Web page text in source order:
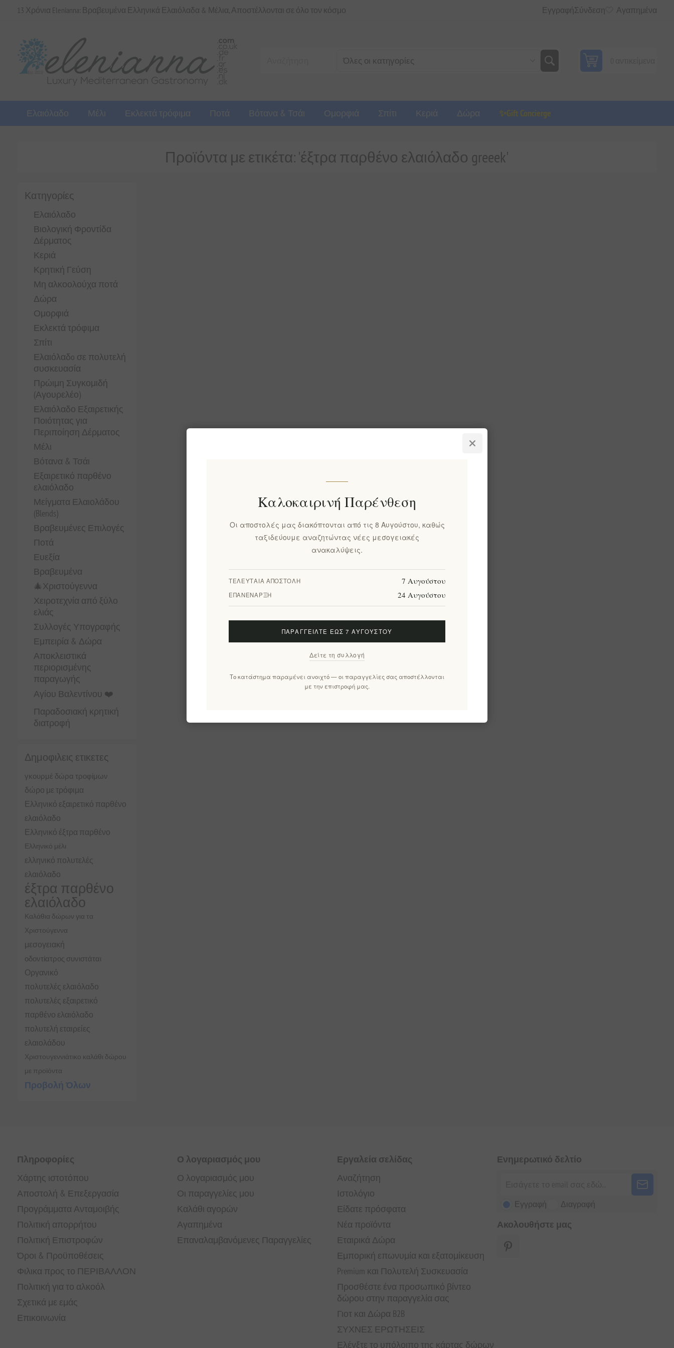
13 Χρόνια Elenianna: Βραβευμένα Ελληνικά Ελαιόλαδα & Μέλια, Αποστέλλονται σε όλο τον κόσμο ΕγγραφήΣύνδεση Αγαπημένα
Ελαιόλαδο Μέλι Εκλεκτά τρόφιμα Ποτά Βότανα & Τσάι Ομορφιά Σπίτι Κεριά Δώρα ✨Gift Concierge
Κατηγορίες
Ελαιόλαδο
Βιολογική Φροντίδα
Δέρματος
Κεριά
Κρητική Γεύση
Μη αλκοολούχα ποτά
Δώρα
Ομορφιά
Εκλεκτά τρόφιμα
Σπίτι
Ελαιόλαδo σε πολυτελή
συσκευασία
Πρώιμη Συγκομιδή
(Αγουρελέο)
Ελαιόλαδο Εξαιρετικής
Ποιότητας για
Περιποίηση Δέρματος
Μέλι
Βότανα & Τσάι
Εξαιρετικό παρθένο
ελαιόλαδο
Μείγματα Ελαιολάδου
(Blends)
Βραβευμένες Επιλογές
Ποτά
Ευεξία
Βραβευμένα
🎄Χριστούγεννα
Χειροτεχνία από ξύλο
ελιάς
Συλλογές Υπογραφής
Εμπειρία & Δώρα
Αποκλειστικά
περιορισμένης
παραγωγής
Αγίου Βαλεντίνου ❤️
Παραδοσιακή κρητική
διατροφή
Δημοφιλεις ετικετες
γκουρμέ δώρα τροφίμων
δώρο με τρόφιμα
Ελληνικό εξαιρετικό παρθένο
ελαιόλαδο
Ελληνικό έξτρα παρθένο
Ελληνικό μέλι
ελληνικό πολυτελές
ελαιόλαδο
έξτρα παρθένο
ελαιόλαδο
Καλάθια δώρων για τα
Χριστούγεννα
μεσογειακή
οδοντίατρος συνιστάται
Οργανικό
πολυτελές ελαιόλαδο
πολυτελές εξαιρετικό
παρθένο ελαιόλαδο
πολυτελή εταιρείες
ελαιολάδου
Χριστουγεννιάτικο καλάθι δώρου
με προϊόντα
Προβολή Όλων
Προϊόντα με ετικέτα: 'έξτρα παρθένο ελαιόλαδο greeek'
Πληροφορίες
Χάρτης ιστοτόπου
Αποστολή & Επεξεργασία
Προγράμματα Ανταμοιβής
Πολιτική απορρήτου
Πολιτική Επιστροφών
Όροι & Προϋποθέσεις
Φιλικα προς το ΠΕΡΙΒΑΛΛΟΝ
Πολιτική για το αλκοόλ
Σχετικά με εμάς
Επικοινωνία
Ο λογαριασμός μου
Ο λογαριασμός μου
Οι παραγγελίες μου
Καλάθι αγορών
Αγαπημένα
Επαναλαμβανόμενες Παραγγελίες
Εργαλεία σελίδας
Αναζήτηση
Ιστολόγιο
Είδατε πρόσφατα
Νέα προϊόντα
Εταιρικά Δώρα
Εμπορική επωνυμία και εξατομίκευση
Premium και Πολυτελή Συσκευασία
Προσθέστε ένα προσωπικό βίντεο
δώρου στην παραγγελία σας
Γιοτ και Δώρα B2B
ΣΥΧΝΕΣ ΕΡΩΤΗΣΕΙΣ
Ελέγξτε το υπόλοιπο της κάρτας δώρων
Ενημερωτικό δελτίο
Εγγραφή Διαγραφή
Ακολουθήστε μας
Καλοκαιρινή Παρένθεση
Οι αποστολές μας διακόπτονται από τις 8 Αυγούστου, καθώς
ταξιδεύουμε αναζητώντας νέες μεσογειακές
ανακαλύψεις.
ΤΕΛΕΥΤΑΊΑ ΑΠΟΣΤΟΛΉ 7 Αυγούστου
ΕΠΑΝΈΝΑΡΞΗ 24 Αυγούστου
ΠΑΡΑΓΓΕΊΛΤΕ ΈΩΣ 7 ΑΥΓΟΎΣΤΟΥ
Δείτε τη συλλογή
Το κατάστημα παραμένει ανοιχτό — οι παραγγελίες σας αποστέλλονται
με την επιστροφή μας.